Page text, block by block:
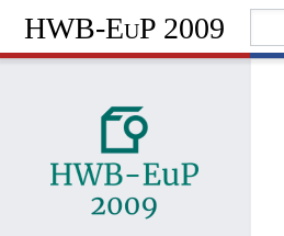
HWB-EuP 2009